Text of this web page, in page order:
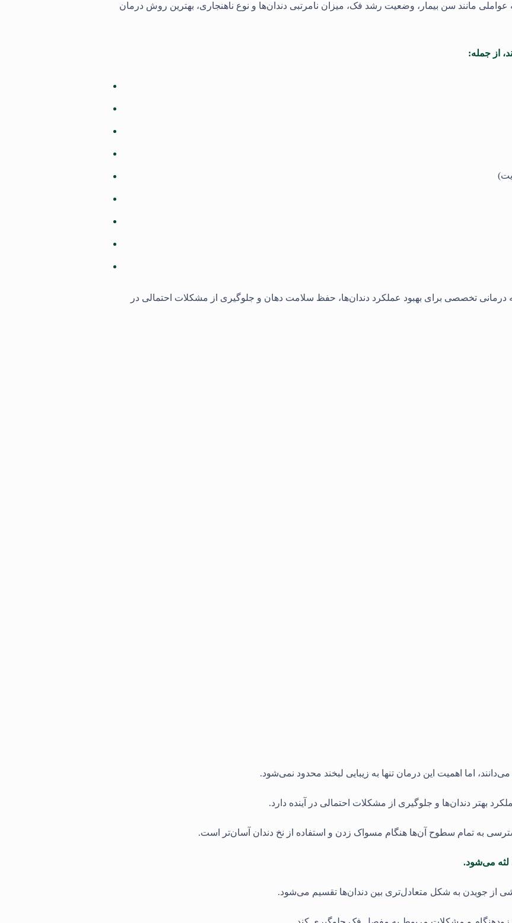
مانند سن بیمار، وضعیت رشد فک، میزان نامرتبی دندان‌ها و نوع ناهنجاری، بهترین روش درمان
از جمله:
درمانی تخصصی برای بهبود عملکرد دندان‌ها، حفظ سلامت دهان و جلوگیری از مشکلات احتمالی در
اما اهمیت این درمان تنها به زیبایی لبخند محدود نمی‌شود.
بهتر دندان‌ها و جلوگیری از مشکلات احتمالی در آینده دارد.
به تمام سطوح آن‌ها هنگام مسواک زدن و استفاده از نخ دندان آسان‌تر است.
لثه می‌شود.
از جویدن به شکل متعادل‌تری بین دندان‌ها تقسیم می‌شود.